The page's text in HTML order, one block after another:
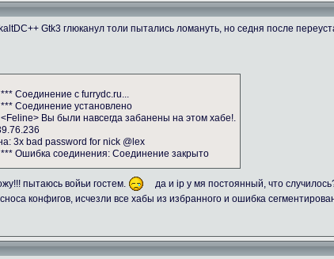
Gtk3 глюканул толи пытались ломануть, но седня после
Соединение с furrydc.ru...
Соединение установлено
Вы были навсегда забанены на этом хабе!.
3x bad password for nick @lex
Ошибка соединения: Соединение закрыто
пытаюсь войьи гостем.
да и ip у мя постоянный, что
конфигов, исчезли все хабы из избранного и ошибка